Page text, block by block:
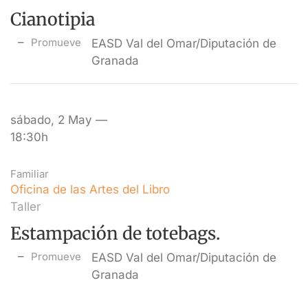
Cianotipia
Promueve
EASD Val del Omar/Diputación de
Granada
sábado, 2 May —
18:30h
Familiar
Oficina de las Artes del Libro
Taller
Estampación de totebags.
Promueve
EASD Val del Omar/Diputación de
Granada